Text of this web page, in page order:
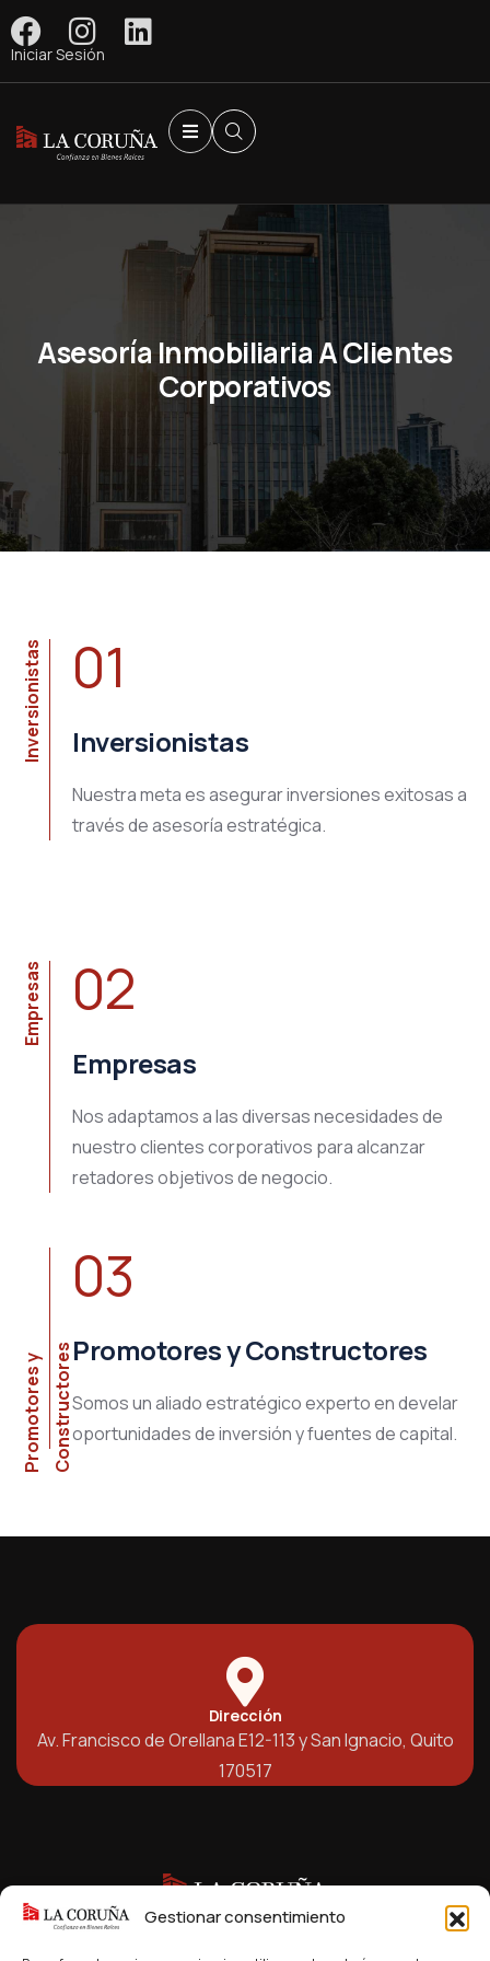
Gestionar consentimiento
Iniciar Sesión
Asesoría Inmobiliaria A Clientes
Corporativos
Inversionistas 01
Inversionistas
Nuestra meta es asegurar inversiones exitosas a
través de asesoría estratégica.
Empresas 02
Empresas
Nos adaptamos a las diversas necesidades de
nuestro clientes corporativos para alcanzar
retadores objetivos de negocio.
P
r
o
m
o
t
o
r
e
s
y
C
o
n
s
t
r
u
c
t
o
r
es
03
Promotores y Constructores
Somos un aliado estratégico experto en develar
oportunidades de inversión y fuentes de capital.
Dirección
Av. Francisco de Orellana E12-113 y San Ignacio, Quito
170517